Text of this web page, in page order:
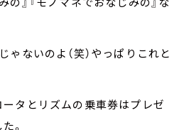
ゃないのよ（笑）やっぱりこれと
タとリズムの乗車券はプレゼ
。